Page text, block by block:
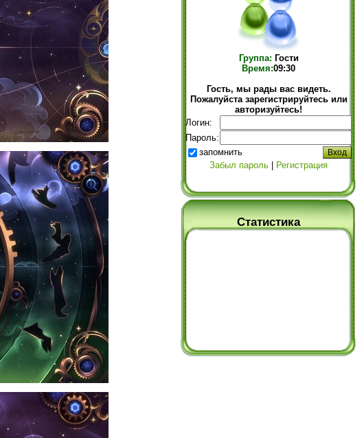
Группа: Гости
Время:09:30
Гость, мы рады вас видеть.
Пожалуйста зарегистрируйтесь или
авторизуйтесь!
Логин:
Пароль:
запомнить
Забыл пароль
Регистрация
Статистика